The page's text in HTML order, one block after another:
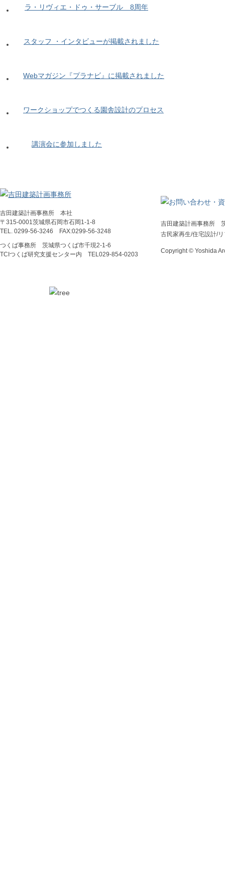
ラ・リヴィエ・ドゥ・サーブル 8周年
スタッフ ・インタビューが掲載されました
Webマガジン『プラナビ』に掲載されました
ワークショップでつくる園舎設計のプロセス
講演会に参加しました
吉田建築計画事務所 本社
〒315-0001茨城県石岡市石岡1-1-8
TEL. 0299-56-3246 FAX:0299-56-3248
つくば事務所 茨城県つくば市千現2-1-6
TCIつくば研究支援センター内 TEL029‐854‐0203
吉田建築計画事務所
古民家再生/住宅設計/
Copyright © Yoshida